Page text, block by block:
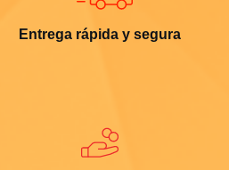
Entrega rápida y segura